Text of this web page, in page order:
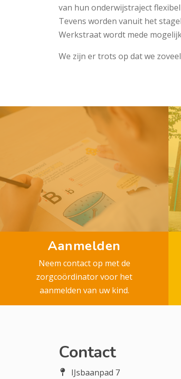
van hun onderwijstraject
Tevens worden vanuit het
Werkstraat wordt mede
We zijn er trots op dat we
Aanmelden
Neem contact op met de
zorgcoördinator voor het
aanmelden van uw kind.
Contact
IJsbaanpad 7